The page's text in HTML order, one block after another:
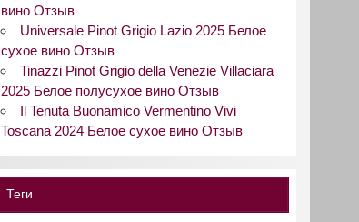
вино Отзыв
Universale Pinot Grigio Lazio 2025 Белое
сухое вино Отзыв
Tinazzi Pinot Grigio della Venezie Villaciara
2025 Белое полусухое вино Отзыв
Il Tenuta Buonamico Vermentino Vivi
Toscana 2024 Белое сухое вино Отзыв
Теги